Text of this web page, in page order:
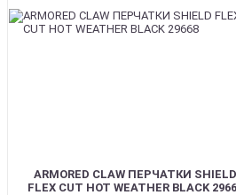
ARMORED CLAW ПЕРЧАТКИ SHIELD
FLEX CUT HOT WEATHER BLACK